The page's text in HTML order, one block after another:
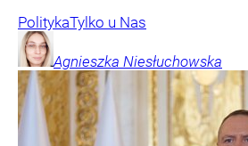
PolitykaTylko u Nas
Agnieszka Niesłuchowska